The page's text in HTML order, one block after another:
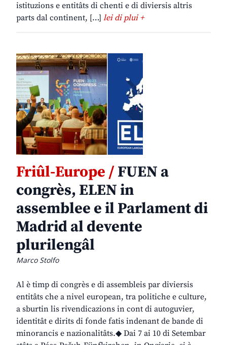
istituzions e entitâts di chenti e di diviersis altris
parts dal continent, […] lei di plui +
Friûl-Europe /FUEN a
congrès, ELEN in
assemblee e il Parlament di
Madrid al devente
plurilengâl
Marco Stolfo
Al è timp di congrès e di assembleis par diviersis
entitâts che a nivel european, tra politiche e culture,
a sburtin lis rivendicazions in cont di autoguvier,
identitât e dirits di fonde fatis indenant de bande di
minorancis e nazionalitâts.◆ Dai 7 ai 10 di Setembar